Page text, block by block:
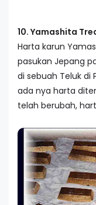
10. Yamashita
Harta karun
pasukan Jepang
di sebuah Teluk di
ada nya harta
telah berubah,